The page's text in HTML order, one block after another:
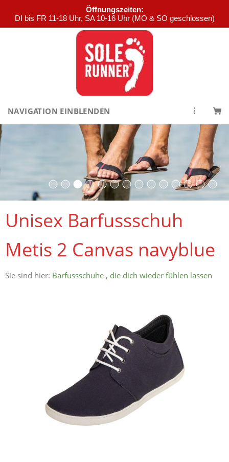
Öffnungszeiten:
DI bis FR 11-18 Uhr, SA 10-16 Uhr (MO & SO geschlossen)
NAVIGATION EINBLENDEN
Unisex Barfussschuh
Metis 2 Canvas navyblue
Sie sind hier: Barfussschuhe , die dich wieder fühlen lassen